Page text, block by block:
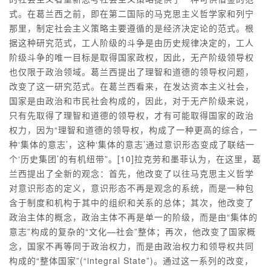
式。在葛兰西之前，即在第二国际的马克思主义哲学家和列宁
那里，制定社会主义策略主要遵循的是经济决定论的范式。根
据这种研究范式，工人阶级的斗争是由历史规律决定的，工人
阶级斗争的唯一目标是取得国家政权，因此，无产阶级领导权
也仅限于政治领域。葛兰西提出了理智和道德的领导权问题，
改变了这一研究范式。在葛兰西看来，在发达资本主义社会，
国家是由政治和市民社会构成的，因此，对于无产阶级来说，
只有先取得了理智和道德的领导权，才有可能取得国家的政治
权力，因为“理智和道德的领导权，构成了一种更高的综合，一
种‘集体的意志’，这种‘集体的意志’通过意识形态变成了联结一
个‘历史集团’的有机纽带”。[10]拉克劳和墨菲认为，在这里，葛
兰西提出了全新的观念：首先，他改变了以往马克思主义哲学
对意识形态的定义，意识形态不再是观念的系统，而是一种包
含于制度和机构于其中的组织和关系的总体；其次，他改变了
政治主体的概念，政治主体不再是单一的阶级，而是由“集体的
意志”构成的复杂的“文化—社会”整体；再次，他改变了国家概
念，国家不再等同于政治权力，而是由政治权力和领导权共同
构成的“整体国家”(“integral State”)。通过这一系列的改变，